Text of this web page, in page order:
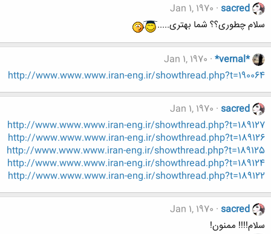
sacred
Jan 1, 1970
سلام چطوری؟؟ شما بهتری.....
*vernal*
Jan 1, 1970
http://www.www.www.iran-eng.ir/showthread.php?t=190064
sacred
Jan 1, 1970
http://www.www.www.iran-eng.ir/showthread.php?t=189127
http://www.www.www.iran-eng.ir/showthread.php?t=189126
http://www.www.www.iran-eng.ir/showthread.php?t=189125
http://www.www.www.iran-eng.ir/showthread.php?t=189124
http://www.www.www.iran-eng.ir/showthread.php?t=189122
sacred
Jan 1, 1970
سلام!!!! ممنون!